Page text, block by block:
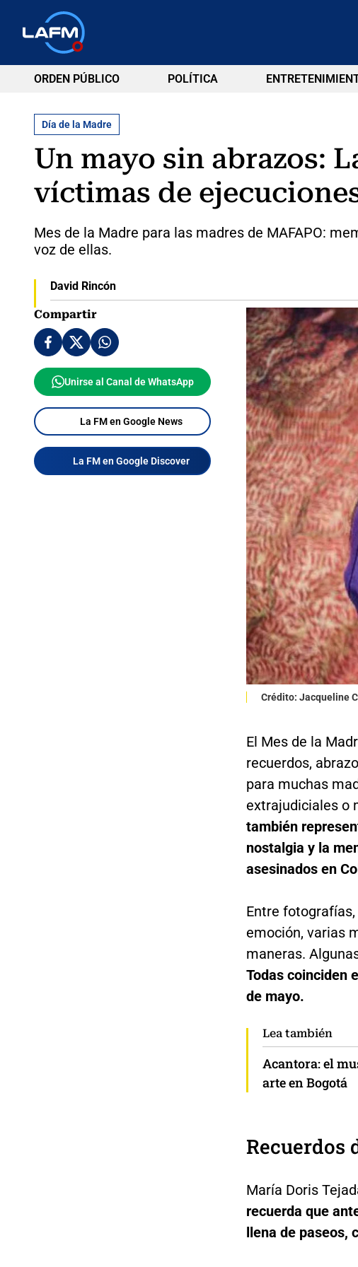
ORDEN PÚBLICO POLÍTICA
Día de la Madre
Un mayo sin abrazos:
víctimas de
Mes de la Madre para las madres de MAFAPO:
voz de ellas.
David Rincón
Compartir
Unirse al Canal de WhatsApp
La FM en Google News
La FM en Google Discover
Crédito: Jacqueline
El Mes de la
recuerdos,
para muchas
extrajudiciales o
también
nostalgia y la
asesinados en
Entre
emoción, varias
maneras.
Todas coinciden
de mayo.
Lea también
Acantora: el
arte en Bogotá
Recuerdos
María Doris
recuerda que
llena de paseos,